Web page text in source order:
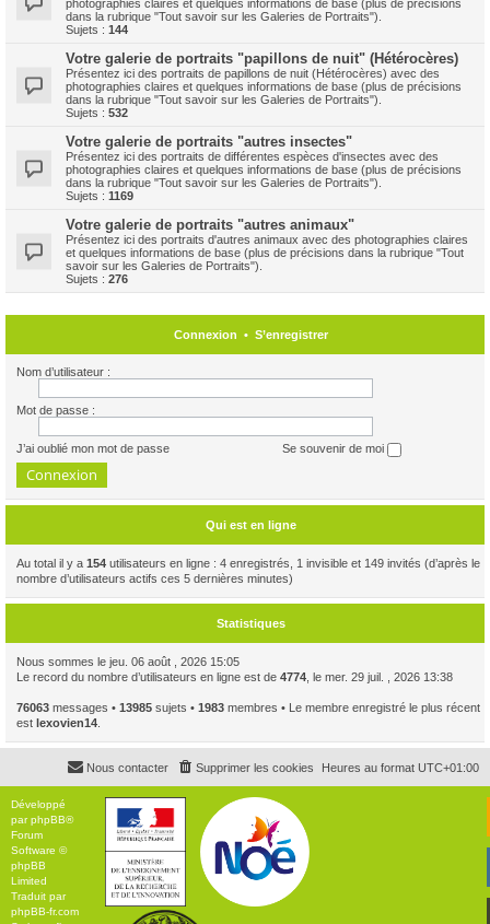
photographies claires et quelques informations de base (plus de précisions
dans la rubrique "Tout savoir sur les Galeries de Portraits").
Sujets : 144
Votre galerie de portraits "papillons de nuit" (Hétérocères)
Présentez ici des portraits de papillons de nuit (Hétérocères) avec des
photographies claires et quelques informations de base (plus de précisions
dans la rubrique "Tout savoir sur les Galeries de Portraits").
Sujets : 532
Votre galerie de portraits "autres insectes"
Présentez ici des portraits de différentes espèces d'insectes avec des
photographies claires et quelques informations de base (plus de précisions
dans la rubrique "Tout savoir sur les Galeries de Portraits").
Sujets : 1169
Votre galerie de portraits "autres animaux"
Présentez ici des portraits d'autres animaux avec des photographies claires
et quelques informations de base (plus de précisions dans la rubrique "Tout
savoir sur les Galeries de Portraits").
Sujets : 276
Connexion • S’enregistrer
Nom d’utilisateur :
Mot de passe :
J’ai oublié mon mot de passe Se souvenir de moi
Qui est en ligne
Au total il y a 154 utilisateurs en ligne : 4 enregistrés, 1 invisible et 149 invités (d’après le
nombre d’utilisateurs actifs ces 5 dernières minutes)
Statistiques
Nous sommes le jeu. 06 août , 2026 15:05
Le record du nombre d’utilisateurs en ligne est de 4774 , le mer. 29 juil. , 2026 13:38
76063 messages • 13985 sujets • 1983 membres • Le membre enregistré le plus récent
est lexovien14
Heures au format UTC+01:00
Supprimer les cookies
Nous contacter
Développé
parphpBB®
Forum
Software ©
phpBB
Limited
Traduit par
phpBB-fr.com